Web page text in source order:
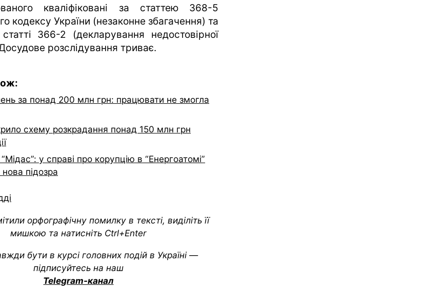
кваліфіковані за статтею 368-5
кодексу України (незаконне збагачення) та
366-2 (декларування недостовірної
розслідування триває.
за понад 200 млн грн: працювати не змогла
схему розкрадання понад 150 млн грн
у справі про корупцію в “Енергоатомі”
нова підозра
орфографічну помилку в тексті, виділіть її
мишкою та натисніть Ctrl+Enter
бути в курсі головних подій в Україні —
підписуйтесь на наш
Telegram-канал